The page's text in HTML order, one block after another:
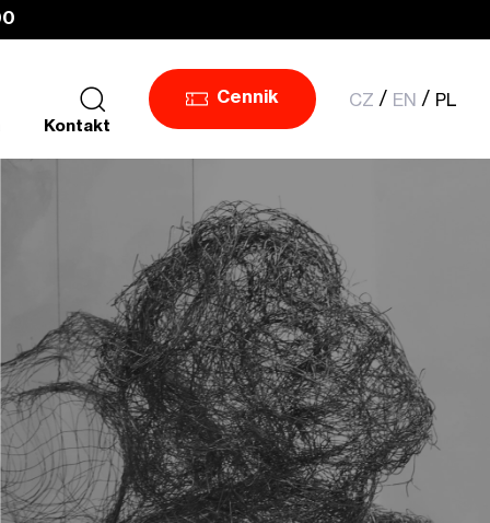
Kontakt
Cennik CZ EN PL